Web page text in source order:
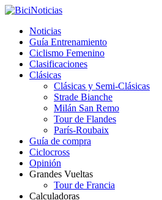
Noticias
Guía Entrenamiento
Ciclismo Femenino
Clasificaciones
Clásicas
Clásicas y Semi-Clásicas
Strade Bianche
Milán San Remo
Tour de Flandes
París-Roubaix
Guía de compra
Ciclocross
Opinión
Grandes Vueltas
Tour de Francia
Calculadoras